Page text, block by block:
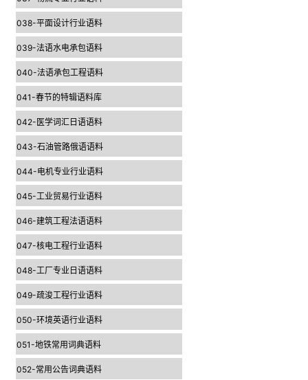
038-平面设计行业语料
039-法语水电承包语料
040-法语承包工程语料
041-春节的特辑语料库
042-医学词汇日语语料
043-石油管路俄语语料
044-电机专业行业语料
045-工业贸易行业语料
046-建筑工程法语语料
047-核电工程行业语料
048-工厂专业日语语料
049-疏浚工程行业语料
050-环境英语行业语料
051-地铁常用词典语料
052-常用公告词典语料